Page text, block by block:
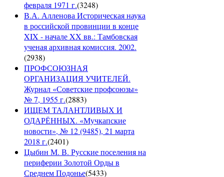
февраля 1971 г.(3248)
В.А. Алленова Историческая наука
в российской провинции в конце
XIX - начале XX вв.: Тамбовская
ученая архивная комиссия. 2002.
(2938)
ПРОФСОЮЗНАЯ
ОРГАНИЗАЦИЯ УЧИТЕЛЕЙ.
Журнал «Советские профсоюзы»
№ 7, 1955 г.(2883)
ИЩЕМ ТАЛАНТЛИВЫХ И
ОДАРЁННЫХ. «Мучкапские
новости», № 12 (9485), 21 марта
2018 г.(2401)
Цыбин М. В. Русские поселения на
периферии Золотой Орды в
Среднем Подонье(5433)